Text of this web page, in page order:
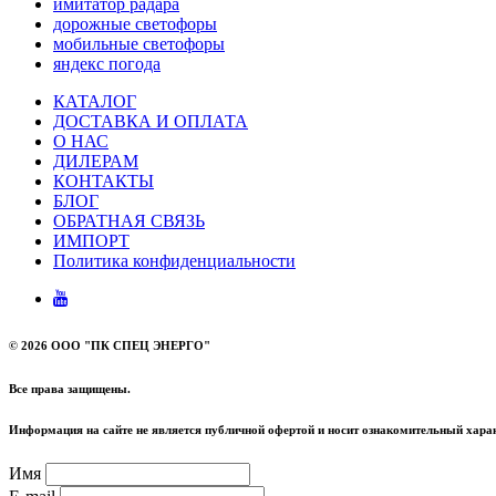
дорожные светофоры
мобильные светофоры
яндекс погода
КАТАЛОГ
ДОСТАВКА И ОПЛАТА
О НАС
ДИЛЕРАМ
КОНТАКТЫ
БЛОГ
ОБРАТНАЯ СВЯЗЬ
ИМПОРТ
Политика конфиденциальности
© 2026 ООО "ПК СПЕЦ ЭНЕРГО"
Все права защищены.
Информация на сайте не является публичной офертой и носит ознакомительный
Имя